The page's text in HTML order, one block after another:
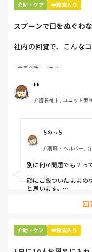
介助・ケア 👑殿堂入り
スプーンで口をぬぐわ
社内の回覧で、こんな
[スプーンで口をぬぐわ
自分やっちゃってるな
皆さんはどうですか⁇
食事介助 ケア
hk
介護福祉士, ユニット型
ちのっち
介護職・ヘルパー,
別に何か問題でも？っ
顔にご飯ついたままの
と思います。
私お風呂専属でバイト
あーやってくれなかっ
んなことすら、やらな
回
介助・ケア 👑殿堂入り